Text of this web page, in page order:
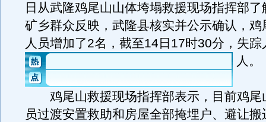
日从武隆鸡尾山山体垮塌救援现场指挥部
矿乡群众反映，武隆县核实并公示确认，鸡
人员增加了2名，截至14日17时30分，失踪
人。
鸡尾山救援现场指挥部表示，目前鸡尾
员过渡安置救助和房屋全部掩埋户、避让